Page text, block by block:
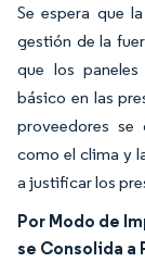
Se espera que
gestión de la
que los
básico en las
proveedores se
como el clima y
a justificar los
Por Modo de
se Consolida a